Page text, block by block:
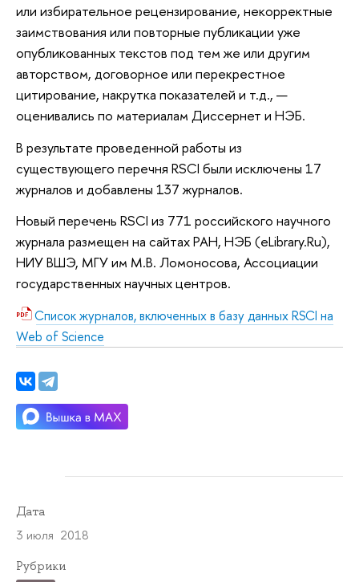
или избирательное рецензирование, некорректные
заимствования или повторные публикации уже
опубликованных текстов под тем же или другим
авторством, договорное или перекрестное
цитирование, накрутка показателей и т.д., —
оценивались по материалам Диссернет и НЭБ.
В результате проведенной работы из
существующего перечня RSCI были исключены 17
журналов и добавлены 137 журналов.
Новый перечень RSCI из 771 российского научного
журнала размещен на сайтах РАН, НЭБ (eLibrary.Ru),
НИУ ВШЭ, МГУ им М.В. Ломоносова, Ассоциации
государственных научных центров.
Список журналов, включенных в базу данных RSCI на
Web of Science
Дата
3 июля 2018
Рубрики